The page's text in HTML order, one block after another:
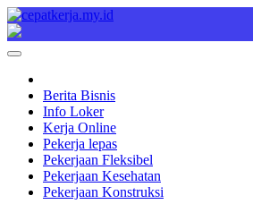
Skip
to
content
Cepat Kerja
Berita Bisnis
Berita Bisnis
Info Loker
Kerja Online
Pekerja lepas
Pekerjaan Fleksibel
Pekerjaan Kesehatan
Pekerjaan Konstruksi